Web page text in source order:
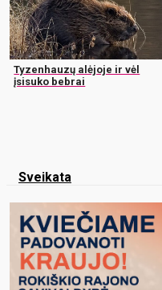
Tyzenhauzų alėjoje ir vėl
įsisuko bebrai
Sveikata